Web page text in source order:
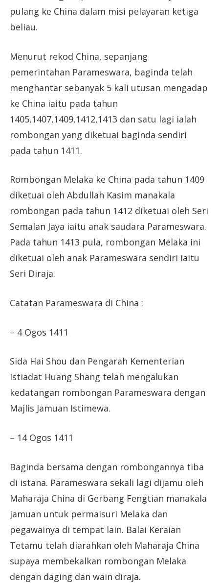
pulang ke China dalam misi pelayaran ketiga
beliau.
Menurut rekod China, sepanjang
pemerintahan Parameswara, baginda telah
menghantar sebanyak 5 kali utusan mengadap
ke China iaitu pada tahun
1405,1407,1409,1412,1413 dan satu lagi ialah
rombongan yang diketuai baginda sendiri
pada tahun 1411.
Rombongan Melaka ke China pada tahun 1409
diketuai oleh Abdullah Kasim manakala
rombongan pada tahun 1412 diketuai oleh Seri
Semalan Jaya iaitu anak saudara Parameswara.
Pada tahun 1413 pula, rombongan Melaka ini
diketuai oleh anak Parameswara sendiri iaitu
Seri Diraja.
Catatan Parameswara di China :
– 4 Ogos 1411
Sida Hai Shou dan Pengarah Kementerian
Istiadat Huang Shang telah mengalukan
kedatangan rombongan Parameswara dengan
Majlis Jamuan Istimewa.
– 14 Ogos 1411
Baginda bersama dengan rombongannya tiba
di istana. Parameswara sekali lagi dijamu oleh
Maharaja China di Gerbang Fengtian manakala
jamuan untuk permaisuri Melaka dan
pegawainya di tempat lain. Balai Keraian
Tetamu telah diarahkan oleh Maharaja China
supaya membekalkan rombongan Melaka
dengan daging dan wain diraja.